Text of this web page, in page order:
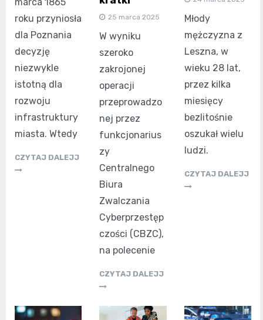
roku przyniosła
dla Poznania
decyzję
niezwykle
istotną dla
rozwoju
infrastruktury
miasta. Wtedy
CZYTAJ DALEJJ
25 marca 2025
W wyniku
szeroko
zakrojonej
operacji
przeprowadzo
nej przez
funkcjonarius
zy
Centralnego
Biura
Zwalczania
Cyberprzestęp
czości (CBZC),
na polecenie
CZYTAJ DALEJJ
Młody
mężczyzna z
Leszna, w
wieku 28 lat,
przez kilka
miesięcy
bezlitośnie
oszukał wielu
ludzi.
CZYTAJ DALEJJ